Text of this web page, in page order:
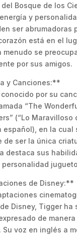
Bosque de los
y
ser abrumadoras
está en el
menudo se
por sus amigos.
y Canciones:**
por su
“The
(“Lo Maravilloso
español), en la cual
de ser la única
destaca sus
personalidad
de Disney:**
Disney, Tigger ha
de manera
Su voz en inglés a